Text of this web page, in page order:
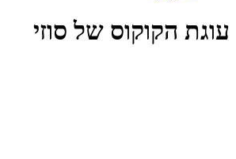
עוגת הקוקוס של סוזי